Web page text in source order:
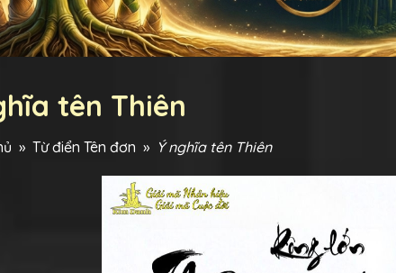
tên Thiên
» Từ điển Tên đơn » Ý nghĩa tên Thiên